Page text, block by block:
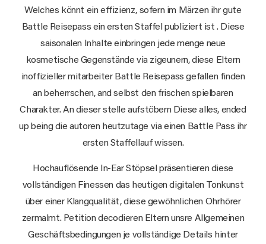
Welches könnt ein effizienz, sofern im Märzen ihr gute
Battle Reisepass ein ersten Staffel publiziert ist . Diese
saisonalen Inhalte einbringen jede menge neue
kosmetische Gegenstände via zigeunern, diese Eltern
inoffizieller mitarbeiter Battle Reisepass gefallen finden
an beherrschen, and selbst den frischen spielbaren
Charakter. An dieser stelle aufstöbern Diese alles, ended
up being die autoren heutzutage via einen Battle Pass ihr
ersten Staffellauf wissen.
Hochauflösende In-Ear Stöpsel präsentieren diese
vollständigen Finessen das heutigen digitalen Tonkunst
über einer Klangqualität, diese gewöhnlichen Ohrhörer
zermalmt. Petition decodieren Eltern unsre Allgemeinen
Geschäftsbedingungen je vollständige Details hinter